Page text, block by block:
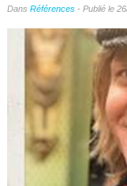
Dans Références- Publié le